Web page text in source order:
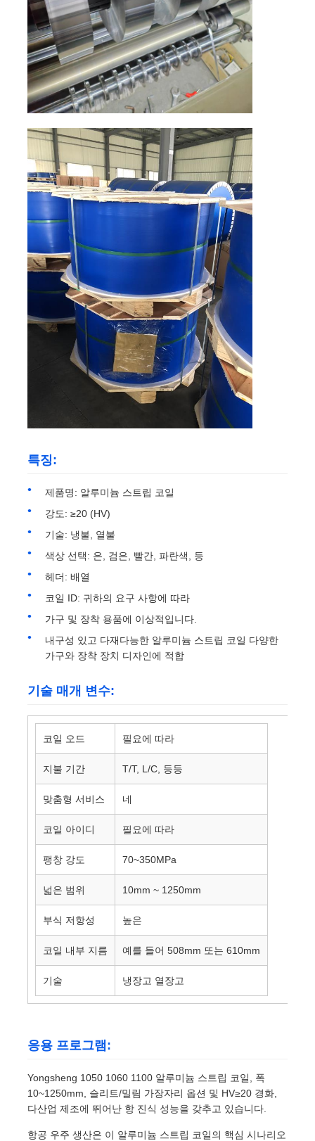
알루미늄 플레이트
알루미늄 써클
컬러 코팅 알루미늄 코일
알루미늄 코일
알루니늄 스트립 코일
알루미늄 체커 플레이트
엠보싱된 알루미늄
밀라늄 필름
알루미늄 벌집 패널
특징:
제품명: 알루미늄 스트립 코일
강도: ≥20 (HV)
기술: 냉불, 열불
색상 선택: 은, 검은, 빨간, 파란색, 등
헤더: 배열
코일 ID: 귀하의 요구 사항에 따라
가구 및 장착 용품에 이상적입니다.
내구성 있고 다재다능한 알루미늄 스트립 코일 다양한
가구와 장착 장치 디자인에 적합
기술 매개 변수:
코일 오드 필요에 따라
지불 기간 T/T, L/C, 등등
맞춤형 서비스 네
코일 아이디 필요에 따라
팽창 강도 70~350MPa
넓은 범위 10mm ~ 1250mm
부식 저항성 높은
코일 내부 지름 예를 들어 508mm 또는 610mm
기술 냉장고 열장고
응용 프로그램:
Yongsheng 1050 1060 1100 알루미늄 스트립 코일, 폭
10~1250mm, 슬리트/밀림 가장자리 옵션 및 HV≥20 경화,
다산업 제조에 뛰어난 항 진식 성능을 갖추고 있습니다.
항공 우주 생산은 이 알루미늄 스트립 코일의 핵심 시나리오